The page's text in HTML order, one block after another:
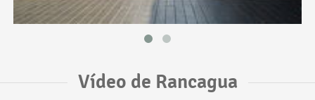
Vídeo de Rancagua